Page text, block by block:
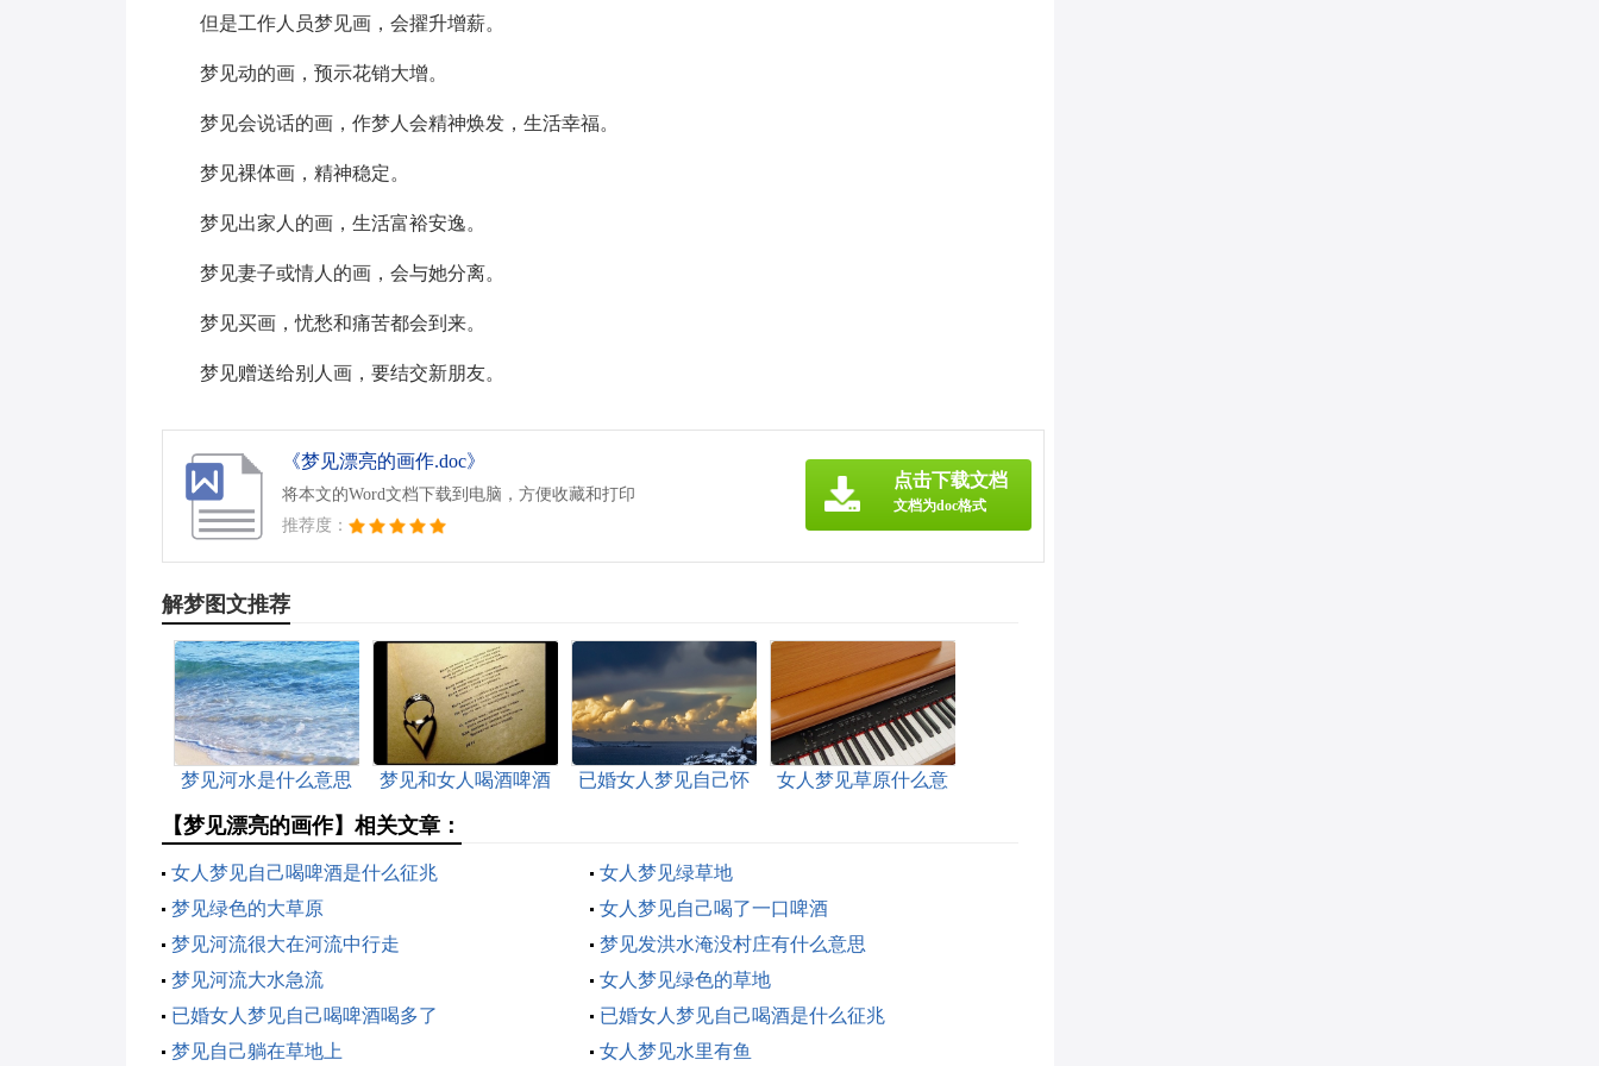
但是工作人员梦见画，会擢升增薪。
梦见动的画，预示花销大增。
梦见会说话的画，作梦人会精神焕发，生活幸福。
梦见裸体画，精神稳定。
梦见出家人的画，生活富裕安逸。
梦见妻子或情人的画，会与她分离。
梦见买画，忧愁和痛苦都会到来。
梦见赠送给别人画，要结交新朋友。
《梦见漂亮的画作.doc》
将本文的Word文档下载到电脑，方便收藏和打印
推荐度：
点击下载文档
文档为doc格式
解梦图文推荐
梦见河水是什么意思
梦见和女人喝酒啤酒
已婚女人梦见自己怀
女人梦见草原什么意
【梦见漂亮的画作】相关文章：
女人梦见自己喝啤酒是什么征兆
女人梦见绿草地
梦见绿色的大草原
女人梦见自己喝了一口啤酒
梦见河流很大在河流中行走
梦见发洪水淹没村庄有什么意思
梦见河流大水急流
女人梦见绿色的草地
已婚女人梦见自己喝啤酒喝多了
已婚女人梦见自己喝酒是什么征兆
梦见自己躺在草地上
女人梦见水里有鱼